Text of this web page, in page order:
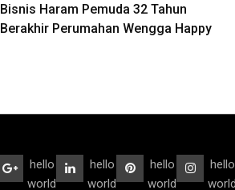
Bisnis Haram Pemuda 32 Tahun
Berakhir Perumahan Wengga Happy
hello
world
hello
world
hello
world
hello